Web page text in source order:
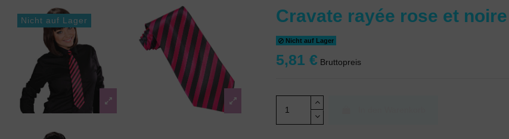
Nicht auf Lager Cravate rayée rose et noire
Nicht auf Lager
5,81 € Bruttopreis